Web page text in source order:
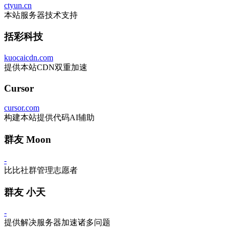
ctyun.cn
本站服务器技术支持
括彩科技
kuocaicdn.com
提供本站CDN双重加速
Cursor
cursor.com
构建本站提供代码AI辅助
群友 Moon
-
比比社群管理志愿者
群友 小天
-
提供解决服务器加速诸多问题